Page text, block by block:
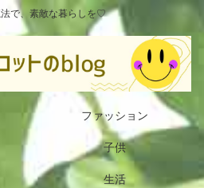
で、素敵な暮らしを♡
ファッション
子供
生活